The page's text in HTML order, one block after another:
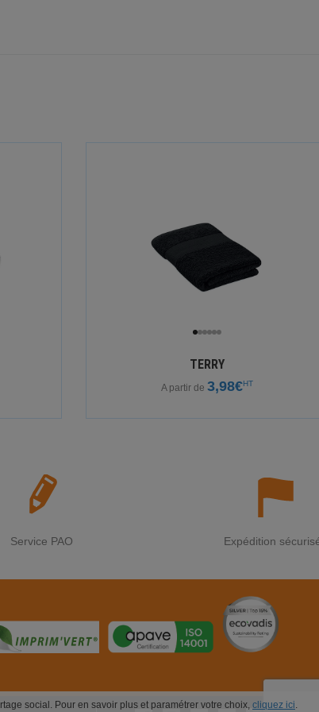
TERRY
A partir de 3,98€HT
social. Pour en savoir plus et paramétrer votre choix, cliquez ici.
Service PAO Expédition